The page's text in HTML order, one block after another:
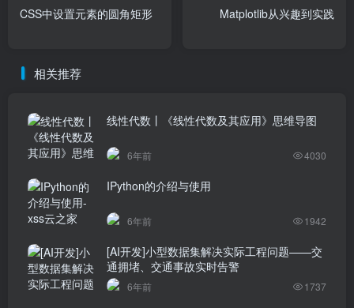
CSS中设置元素的圆角矩形
Matplotlib从兴趣到实践
相关推荐
线性代数丨《线性代数及其应用》思维导图
6年前 4030
IPython的介绍与使用
6年前 1942
[AI开发]小型数据集解决实际工程问题——交
通拥堵、交通事故实时告警
6年前 1737